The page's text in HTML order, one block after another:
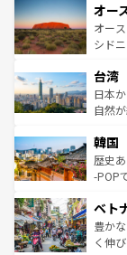
部の
文化
しみ
ならでは
情報は
ワイ
島だ
おす
れる
人々
ク、
ワイを、存
はコ
オー
オー
シド
リア
ク）
ど、
いる
ビン
い。
参照し
台湾
日本
自然
ン）
と山
驚き
容に
照し
韓国
歴史
-POP
き、
でき
まで
ベト
豊か
く伸